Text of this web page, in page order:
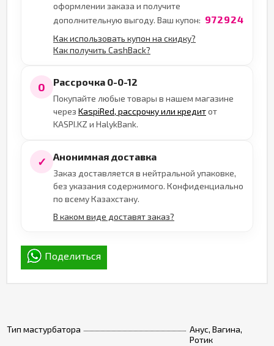
Тип мастурбатора
Анус, Вагина,
Ротик
оформлении заказа и получите
дополнительную выгоду. Ваш купон: 972924
Как использовать купон на скидку?
Как получить CashBack?
0 Рассрочка 0-0-12
Покупайте любые товары в нашем магазине
через KaspiRed, рассрочку или кредитот
KASPI.KZ и HalykBank.
✓ Анонимная доставка
Заказ доставляется в нейтральной упаковке,
без указания содержимого. Конфиденциально
по всему Казахстану.
В каком виде доставят заказ?
Поделиться